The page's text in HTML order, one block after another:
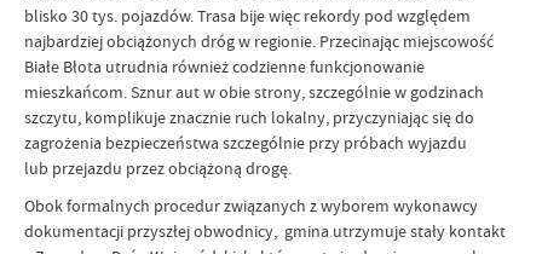
blisko 30 tys. pojazdów. Trasa bije więc rekordy pod względem
najbardziej obciążonych dróg w regionie. Przecinając miejscowość
Białe Błota utrudnia również codzienne funkcjonowanie
mieszkańcom. Sznur aut w obie strony, szczególnie w godzinach
szczytu, komplikuje znacznie ruch lokalny, przyczyniając się do
zagrożenia bezpieczeństwa szczególnie przy próbach wyjazdu
lub przejazdu przez obciążoną drogę.
Obok formalnych procedur związanych z wyborem wykonawcy
dokumentacji przyszłej obwodnicy, gmina utrzymuje stały kontakt